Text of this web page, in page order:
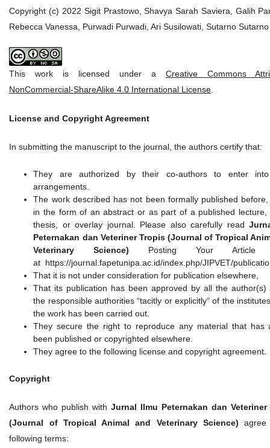
Copyright (c) 2022 Sigit Prastowo, Shavya Sarah Saviera, Galih
Rebecca Vanessa, Purwadi Purwadi, Ari Susilowati, Sutarno Sutarno
This work is licensed under a Creative Commons
NonCommercial-ShareAlike 4.0 International License.
License and Copyright Agreement
In submitting the manuscript to the journal, the authors certify that:
They are authorized by their co-authors to enter
arrangements.
The work described has not been formally published
in the form of an abstract or as part of a published lecture,
thesis, or overlay journal. Please also carefully read
Peternakan dan Veteriner Tropis (Journal of Tropical
Veterinary Science) Posting Your Article
at https://journal.fapetunipa.ac.id/index.php/JIPVET/
That it is not under consideration for publication elsewhere,
That its publication has been approved by all the author(s)
the responsible authorities “tacitly or explicitly“ of the
the work has been carried out.
They secure the right to reproduce any material that has
been published or copyrighted elsewhere.
They agree to the following license and copyright agreement.
Copyright
Authors who publish withJurnal Ilmu Peternakan dan Veteriner
(Journal of Tropical Animal and Veterinary Science)
following terms: